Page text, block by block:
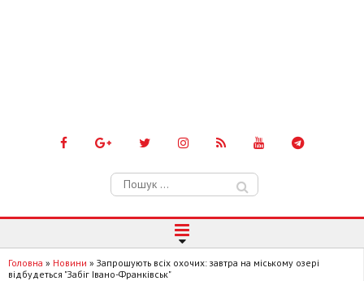
Пошук:
Головна » Новини » Запрошують всіх охочих: завтра на міському озері
відбудеться "Забіг Івано-Франківськ"